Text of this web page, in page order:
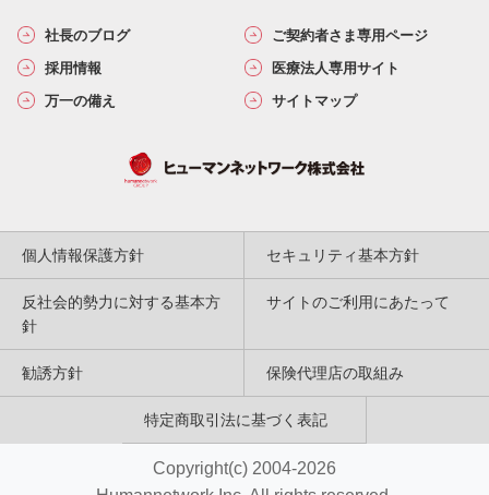
社長のブログ
ご契約者さま専用ページ
採用情報
医療法人専用サイト
万一の備え
サイトマップ
個人情報保護方針 セキュリティ基本方針
反社会的勢力に対する基本方
針
サイトのご利用にあたって
勧誘方針 保険代理店の取組み
特定商取引法に基づく表記
Copyright(c) 2004-2026